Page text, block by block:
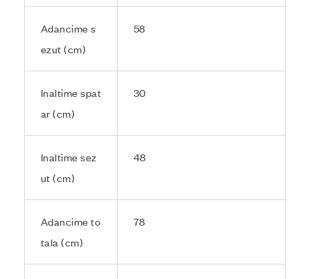
Adancime s
ezut (cm)
58
Inaltime spat
ar (cm)
30
Inaltime sez
ut (cm)
48
Adancime to
tala (cm)
78